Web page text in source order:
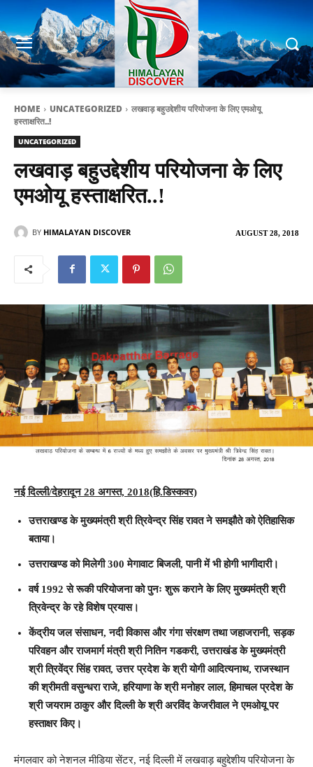
HOME UNCATEGORIZED
लखवाड़ बहुउद्देशीय परियोजना के लिए एमओयू
हस्ताक्षरित..!
UNCATEGORIZED
लखवाड़ बहुउद्देशीय परियोजना के लिए
एमओयू हस्ताक्षरित..!
AUGUST 28, 2018
BY HIMALAYAN DISCOVER
नई दिल्ली/देहरादून 28 अगस्त, 2018(हि.डिस्कवर)
उत्तराखण्ड के मुख्यमंत्री श्री त्रिवेन्द्र सिंह रावत ने समझौते को ऐतिहासिक
बताया।
उत्तराखण्ड को मिलेगी 300 मेगावाट बिजली, पानी में भी होगी भागीदारी।
वर्ष 1992 से रूकी परियोजना को पुनः शुरू कराने के लिए मुख्यमंत्री श्री
त्रिवेन्द्र के रहे विशेष प्रयास।
केंद्रीय जल संसाधन, नदी विकास और गंगा संरक्षण तथा जहाजरानी, सड़क
परिवहन और राजमार्ग मंत्री श्री नितिन गडकरी, उत्तराखंड के मुख्यमंत्री
श्री त्रिवेंद्र सिंह रावत, उत्तर प्रदेश के श्री योगी आदित्यनाथ, राजस्थान
की श्रीमती वसुन्धरा राजे, हरियाणा के श्री मनोहर लाल, हिमाचल प्रदेश के
श्री जयराम ठाकुर और दिल्ली के श्री अरविंद केजरीवाल ने एमओयू पर
हस्ताक्षर किए।
मंगलवार को नेशनल मीडिया सेंटर, नई दिल्ली में लखवाड़ बहुद्देशीय परियोजना के